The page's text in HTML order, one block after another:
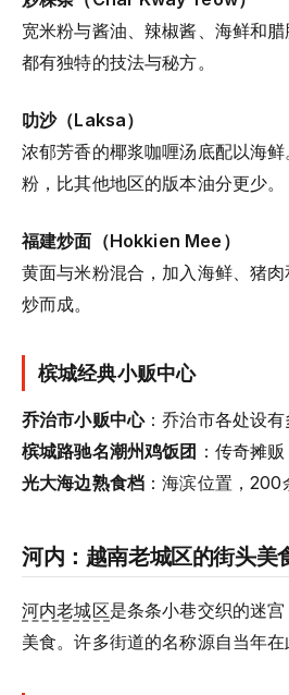
宽米粉与酱油、辣椒酱、海鲜和
都有独特的技法与秘方。
叻沙（Laksa）
浓郁芳香的椰浆咖喱汤底配以海
粉，比其他地区的版本油分更少。
福建炒面（Hokkien Mee）
黄面与米粉混合，加入海鲜、猪
炒而成。
槟城经典小贩中心
乔治市小贩中心：乔治市各处设
槟城路驰名潮州鸡饭团 ：传奇摊贩
光大海边熟食档 ：海滨位置，
河内：越南老城区的街头美
河内老城区是条条小巷交织的迷
美食。许多街道的名称源自当年在